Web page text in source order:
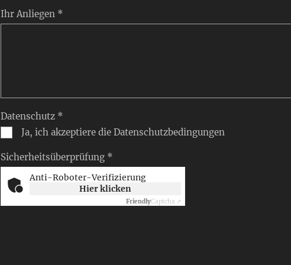
Ihr Anliegen *
Datenschutz *
Ja, ich akzeptiere die Datenschutzbedingungen
Sicherheitsüberprüfung *
Anti-Roboter-Verifizierung
Hier klicken
FriendlyCaptcha ⇗